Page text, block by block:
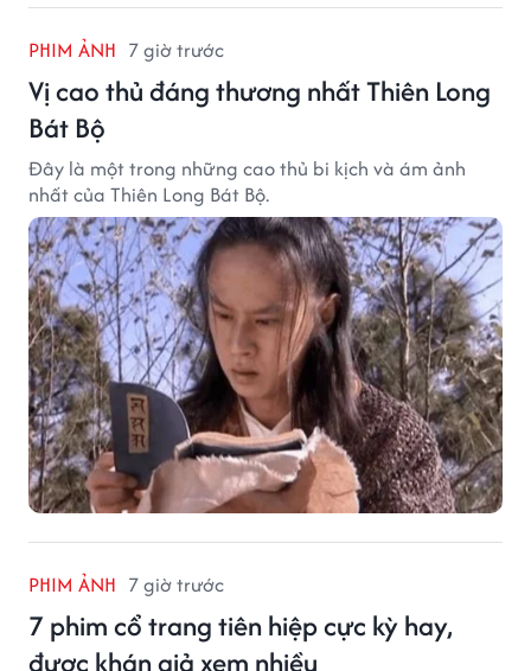
PHIM ẢNH 7 giờ trước
Vị cao thủ đáng thương nhất Thiên Long
Bát Bộ
Đây là một trong những cao thủ bi kịch và ám ảnh
nhất của Thiên Long Bát Bộ.
PHIM ẢNH 7 giờ trước
7 phim cổ trang tiên hiệp cực kỳ hay,
được khán giả xem nhiều